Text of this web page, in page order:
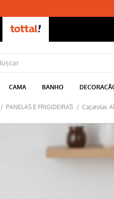
CAMA BANHO
PANELAS E FRIGIDEIRAS Caçarolas